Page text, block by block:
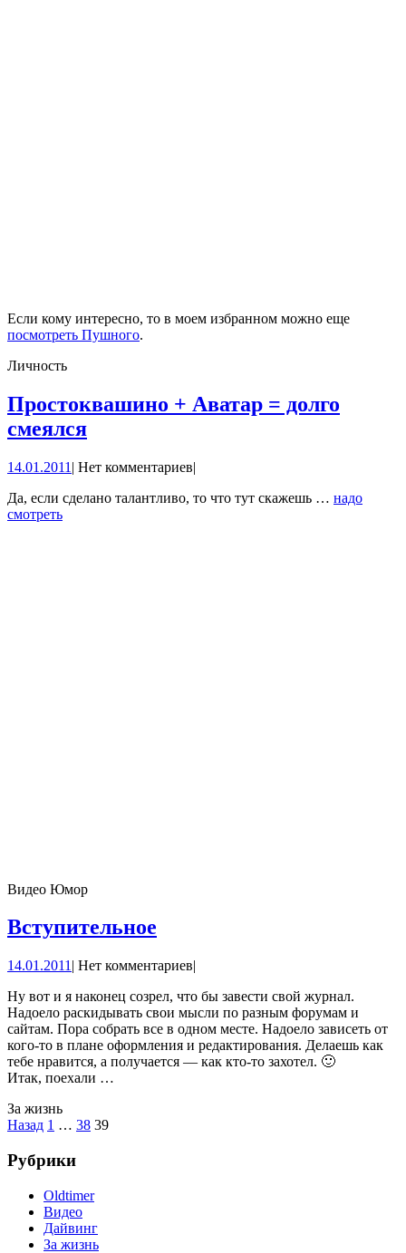
Если кому интересно, то в моем избранном можно еще
посмотреть Пушного.
Личность
Простоквашино + Аватар = долго
смеялсяПростоквашино
Аватар
=
14.01.2011 14.01.2011
| Нет комментариев|
Да, если сделано талантливо, то что тут скажешь … надо
смотреть
Видео Юмор
Вступительное
14.01.2011 14.01.2011
| Нет комментариев|
Ну вот и я наконец созрел, что бы завести свой журнал.
Надоело раскидывать свои мысли по разным форумам и
сайтам. Пора собрать все в одном месте. Надоело зависеть от
кого-то в плане оформления и редактирования. Делаешь как
тебе нравится, а получается — как кто-то захотел. 🙂
Итак, поехали …
За жизнь
Пагинация
записей
Назад 1 … 38 39
Рубрики
Oldtimer
Видео
Дайвинг
За жизнь